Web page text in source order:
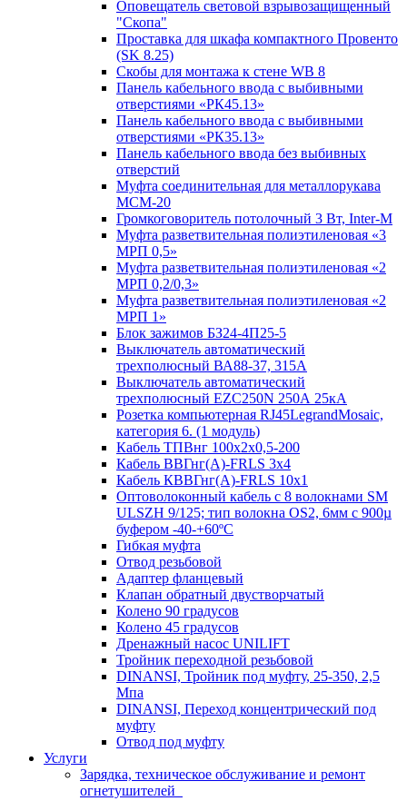
Оповещатель световой взрывозащищенный
"Скопа"
Проставка для шкафа компактного Провенто
(SK 8.25)
Скобы для монтажа к стене WB 8
Панель кабельного ввода с выбивными
отверстиями «РК45.13»
Панель кабельного ввода с выбивными
отверстиями «РК35.13»
Панель кабельного ввода без выбивных
отверстий
Муфта соединительная для металлорукава
МСМ-20
Громкоговоритель потолочный 3 Вт, Inter-M
Муфта разветвительная полиэтиленовая «3
МРП 0,5»
Муфта разветвительная полиэтиленовая «2
МРП 0,2/0,3»
Муфта разветвительная полиэтиленовая «2
МРП 1»
Блок зажимов БЗ24-4П25-5
Выключатель автоматический
трехполюсный ВА88-37, 315А
Выключатель автоматический
трехполюсный EZC250N 250А 25кА
Розетка компьютерная RJ45LegrandMosaic,
категория 6. (1 модуль)
Кабель ТПВнг 100х2х0,5-200
Кабель ВВГнг(А)-FRLS 3х4
Кабель КВВГнг(А)-FRLS 10х1
Оптоволоконный кабель с 8 волокнами SM
ULSZH 9/125; тип волокна OS2, 6мм с 900µ
буфером -40-+60ºC
Гибкая муфта
Отвод резьбовой
Адаптер фланцевый
Клапан обратный двустворчатый
Колено 90 градусов
Колено 45 градусов
Дренажный насос UNILIFT
Тройник переходной резьбовой
DINANSI, Тройник под муфту, 25-350, 2,5
Мпа
DINANSI, Переход концентрический под
муфту
Отвод под муфту
Услуги
Зарядка, техническое обслуживание и ремонт
огнетушителей